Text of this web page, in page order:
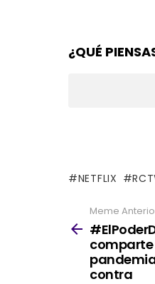
¿QUÉ
NETFLIX
more
Meme
comparte
contra